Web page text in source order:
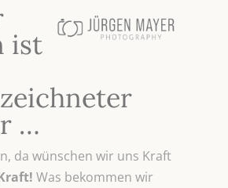
ist
…
da wünschen wir uns Kraft
Was bekommen wir